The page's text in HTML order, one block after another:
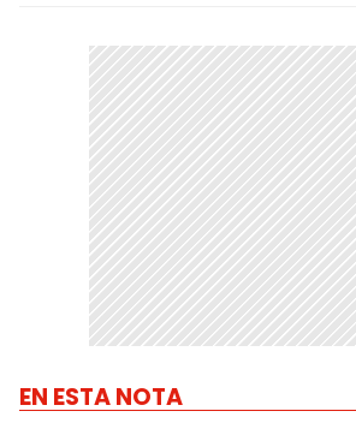
EN ESTA NOTA